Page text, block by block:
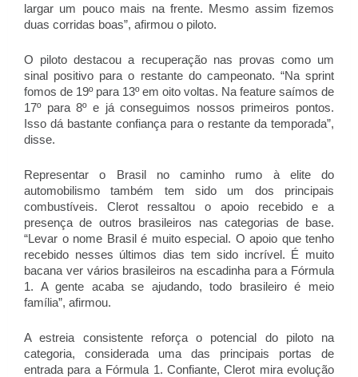
largar um pouco mais na frente. Mesmo assim fizemos
duas corridas boas”, afirmou o piloto.
O piloto destacou a recuperação nas provas como um
sinal positivo para o restante do campeonato. “Na sprint
fomos de 19º para 13º em oito voltas. Na feature saímos de
17º para 8º e já conseguimos nossos primeiros pontos.
Isso dá bastante confiança para o restante da temporada”,
disse.
Representar o Brasil no caminho rumo à elite do
automobilismo também tem sido um dos principais
combustíveis. Clerot ressaltou o apoio recebido e a
presença de outros brasileiros nas categorias de base.
“Levar o nome Brasil é muito especial. O apoio que tenho
recebido nesses últimos dias tem sido incrível. É muito
bacana ver vários brasileiros na escadinha para a Fórmula
1. A gente acaba se ajudando, todo brasileiro é meio
família”, afirmou.
A estreia consistente reforça o potencial do piloto na
categoria, considerada uma das principais portas de
entrada para a Fórmula 1. Confiante, Clerot mira evolução